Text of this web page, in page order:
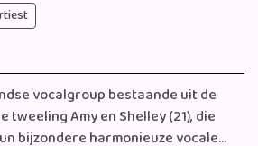
vocalgroup bestaande uit de
tweeling Amy en Shelley (21), die
bijzondere harmonieuze vocale